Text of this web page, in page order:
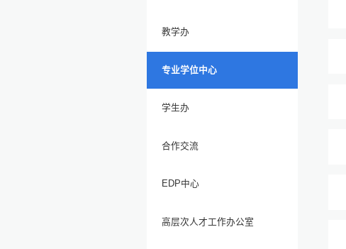
教学办
专业学位中心
学生办
合作交流
EDP中心
高层次人才工作办公室